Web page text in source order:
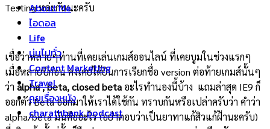
About Me
ไอดอล
Life
บ่นไปทั่ว
Content Marketing
Travel
คุยเรื่องหนัง
charathbank podcast
Testing หล่ะกันนะครับ
เชื่อว่าหลายๆท่านที่เคยเล่นเกมส์ออนไลน์ ที่เคยบูมในช่วงแรกๆ
เมื่อหลายปีก่อน คงเคยได้ยินการเรียกชื่อ version ต่อท้ายเกมส์นั้นๆ
ว่า alpha ,beta, closed beta อะไรทำนองนี้บ้าง แถมล่าสุด IE9 ก็
ออกตัว Beta ออกมาให้เราได้ใช้กัน ทราบกันหรือเปล่าครับว่า คำว่า
alpha/beta มันคืออะไร (อย่าตอบว่าเป็นยาทาแก้สิวแก้ฝ้านะครับ)